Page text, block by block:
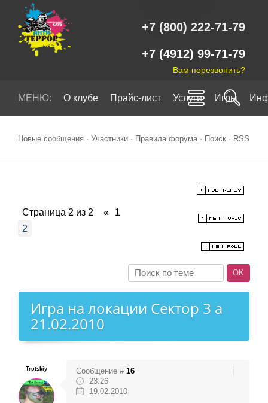
+7 (800) 222-71-79
+7 (4912) 99-71-79
Вам перезвонить?
МЕНЮ: О клубе Прайс-лист Услуги Игры
Новые сообщения · Участники · Правила форума· Поиск · RSS
Страница 2 из 2 «
1
2
Игра на локации Сектор 3 а
21.02.2010
Trotskiy Сообщение # 16
23:26
19.02.2010